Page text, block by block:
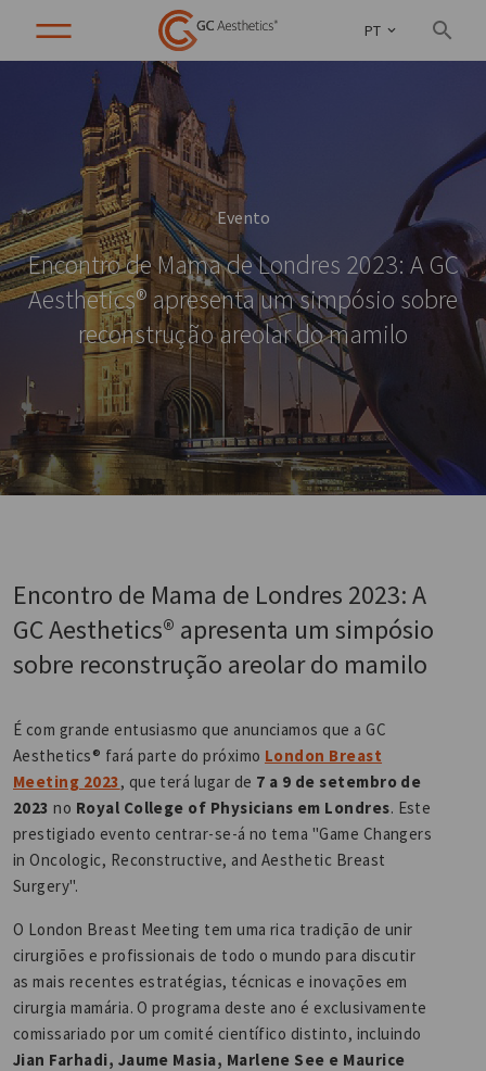
PT
Evento
Encontro de Mama de Londres 2023: A GC
Aesthetics® apresenta um simpósio sobre
reconstrução areolar do mamilo
Encontro de Mama de Londres 2023: A
GC Aesthetics® apresenta um simpósio
sobre reconstrução areolar do mamilo
É com grande entusiasmo que anunciamos que a GC
Aesthetics® fará parte do próximo London Breast
Meeting 2023, que terá lugar de 7 a 9 de setembro de
2023 no Royal College of Physicians em Londres. Este
prestigiado evento centrar-se-á no tema "Game Changers
in Oncologic, Reconstructive, and Aesthetic Breast
Surgery".
O London Breast Meeting tem uma rica tradição de unir
cirurgiões e profissionais de todo o mundo para discutir
as mais recentes estratégias, técnicas e inovações em
cirurgia mamária. O programa deste ano é exclusivamente
comissariado por um comité científico distinto, incluindo
Jian Farhadi, Jaume Masia, Marlene See e Maurice